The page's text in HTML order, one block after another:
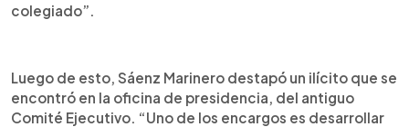
colegiado”.
Luego de esto, Sáenz Marinero destapó un ilícito que se
encontró en la oficina de presidencia, del antiguo
Comité Ejecutivo. “Uno de los encargos es desarrollar